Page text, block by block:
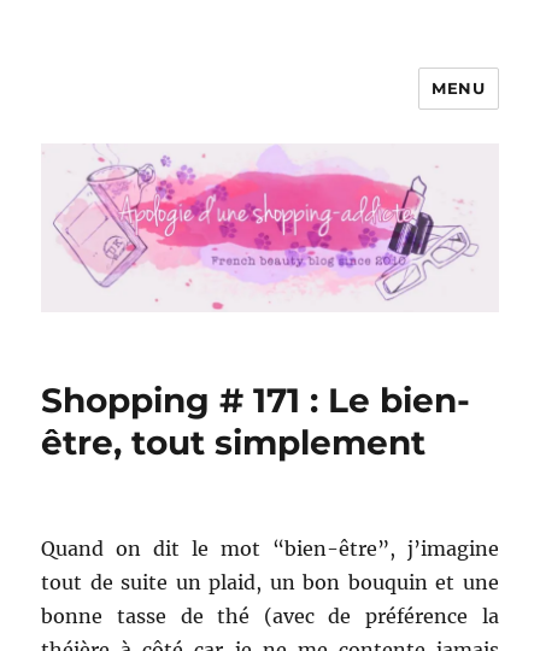
Apologie d'une Shopping-addicte
MENU
Shopping # 171 : Le bien-
être, tout simplement
Quand on dit le mot “bien-être”, j’imagine
tout de suite un plaid, un bon bouquin et une
bonne tasse de thé (avec de préférence la